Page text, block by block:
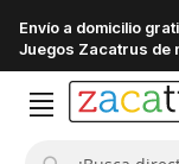
Envío a domicilio
Juegos Zacatrus de